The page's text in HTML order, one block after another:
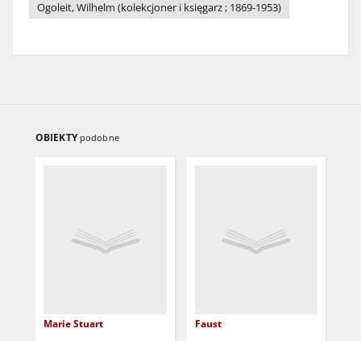
Ogoleit, Wilhelm (kolekcjoner i księgarz ; 1869-1953)
OBIEKTY podobne
Marie Stuart Faust